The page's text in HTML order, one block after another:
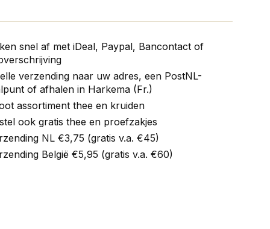
snel af met iDeal, Paypal, Bancontact of
verzending naar uw adres, een PostNL-
of afhalen in Harkema (Fr.)
assortiment thee en kruiden
ook gratis thee en proefzakjes
NL €3,75 (gratis v.a. €45)
België €5,95 (gratis v.a. €60)